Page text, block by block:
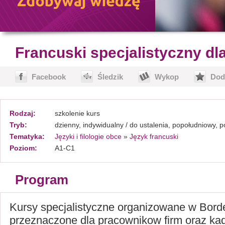
Francuski specjalistyczny
Facebook Śledzik Wykop
Rodzaj:
szkolenie kurs
Tryb:
dzienny, indywidualny / do ustalenia, popołudniowy,
Tematyka:
Języki i filologie obce » Język francuski
Poziom:
A1-C1
Program
Kursy specjalistyczne organizowane w
przeznaczone dla pracownikow firm oraz